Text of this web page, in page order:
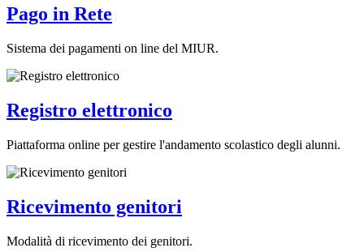
Pago in Rete
Sistema dei pagamenti on line del MIUR.
Registro elettronico
Piattaforma online per gestire l'andamento scolastico degli alunni.
Ricevimento genitori
Modalità di ricevimento dei genitori.